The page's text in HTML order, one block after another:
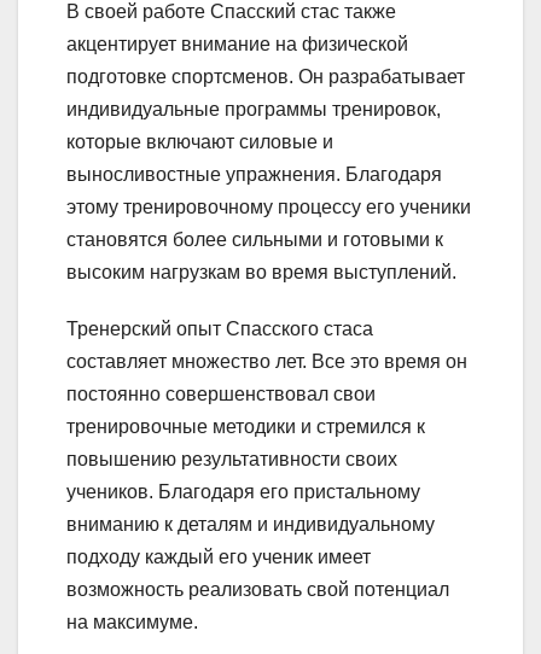
В своей работе Спасский стас также
акцентирует внимание на физической
подготовке спортсменов. Он разрабатывает
индивидуальные программы тренировок,
которые включают силовые и
выносливостные упражнения. Благодаря
этому тренировочному процессу его ученики
становятся более сильными и готовыми к
высоким нагрузкам во время выступлений.
Тренерский опыт Спасского стаса
составляет множество лет. Все это время он
постоянно совершенствовал свои
тренировочные методики и стремился к
повышению результативности своих
учеников. Благодаря его пристальному
вниманию к деталям и индивидуальному
подходу каждый его ученик имеет
возможность реализовать свой потенциал
на максимуме.